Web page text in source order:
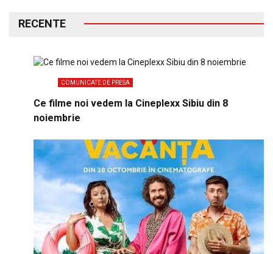
RECENTE
COMUNICATE DE PRESA
Ce filme noi vedem la Cineplexx Sibiu din 8
noiembrie